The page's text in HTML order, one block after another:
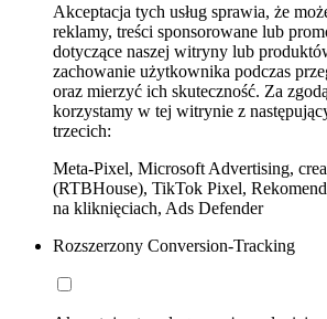
Akceptacja tych usług sprawia, że
reklamy, treści sponsorowane lub
dotyczące naszej witryny lub
zachowanie użytkownika podczas
oraz mierzyć ich skuteczność. Za
korzystamy w tej witrynie z
trzecich:
Meta-Pixel, Microsoft Advertising,
(RTBHouse), TikTok Pixel,
na kliknięciach, Ads Defender
Rozszerzony Conversion-Tracking